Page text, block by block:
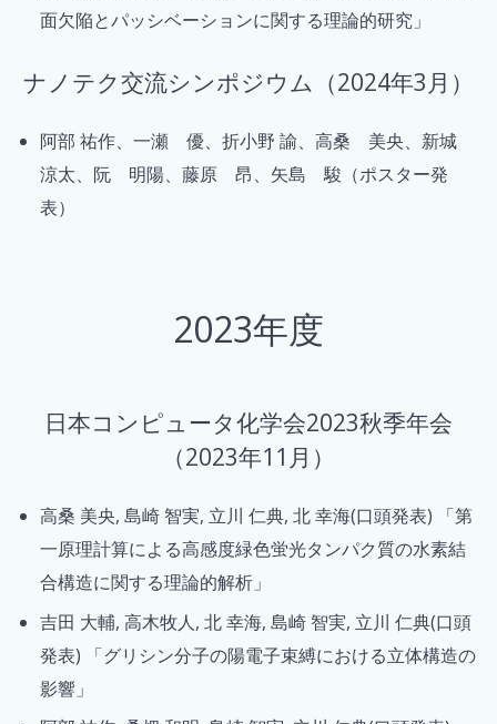
面欠陥とパッシベーションに関する理論的研究」
ナノテク交流シンポジウム（2024年3月）
阿部 祐作、一瀬 優、折小野 諭、高桑 美央、新城
涼太、阮 明陽、藤原 昂、矢島 駿（ポスター発
表）
2023年度
日本コンピュータ化学会2023秋季年会
（2023年11月）
高桑 美央, 島崎 智実, 立川 仁典, 北 幸海(口頭発表) 「第
一原理計算による高感度緑色蛍光タンパク質の水素結
合構造に関する理論的解析」
吉田 大輔, 高木牧人, 北 幸海, 島崎 智実, 立川 仁典(口頭
発表) 「グリシン分子の陽電子束縛における立体構造の
影響」